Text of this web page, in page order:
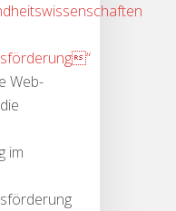
“
Web-
im